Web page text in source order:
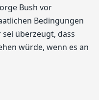
Bush vor
Bedingungen
überzeugt, dass
würde, wenn es an